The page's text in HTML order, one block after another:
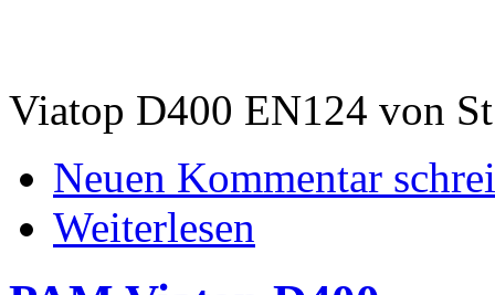
Viatop D400 EN124 von
Neuen Kommentar
Weiterlesen